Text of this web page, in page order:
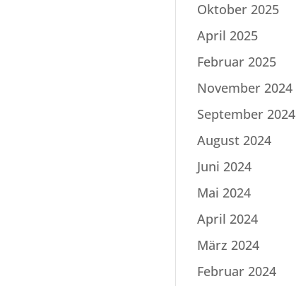
Oktober 2025
April 2025
Februar 2025
November 2024
September 2024
August 2024
Juni 2024
Mai 2024
April 2024
März 2024
Februar 2024